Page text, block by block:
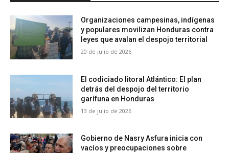
Organizaciones campesinas, indígenas
y populares movilizan Honduras contra
leyes que avalan el despojo territorial
20 de julio de 2026
El codiciado litoral Atlántico: El plan
detrás del despojo del territorio
garífuna en Honduras
13 de julio de 2026
Gobierno de Nasry Asfura inicia con
vacíos y preocupaciones sobre